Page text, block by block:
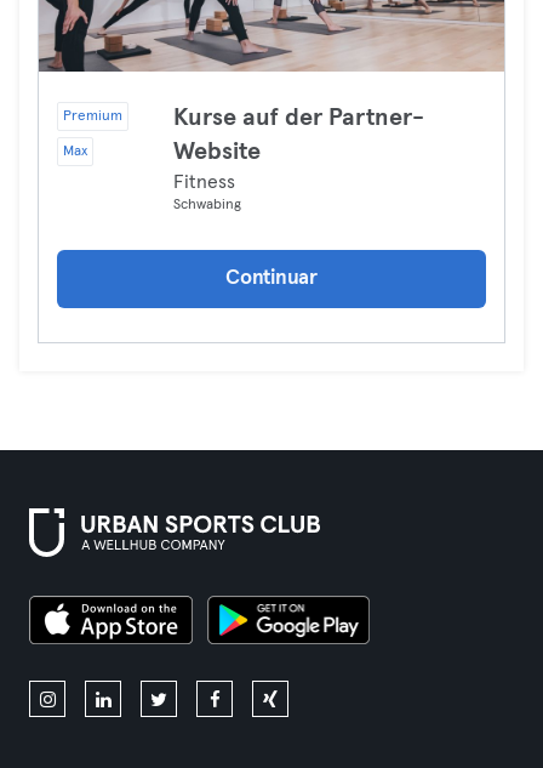
Premium
Max
Kurse auf der Partner-
Website
Fitness
Schwabing
Continuar